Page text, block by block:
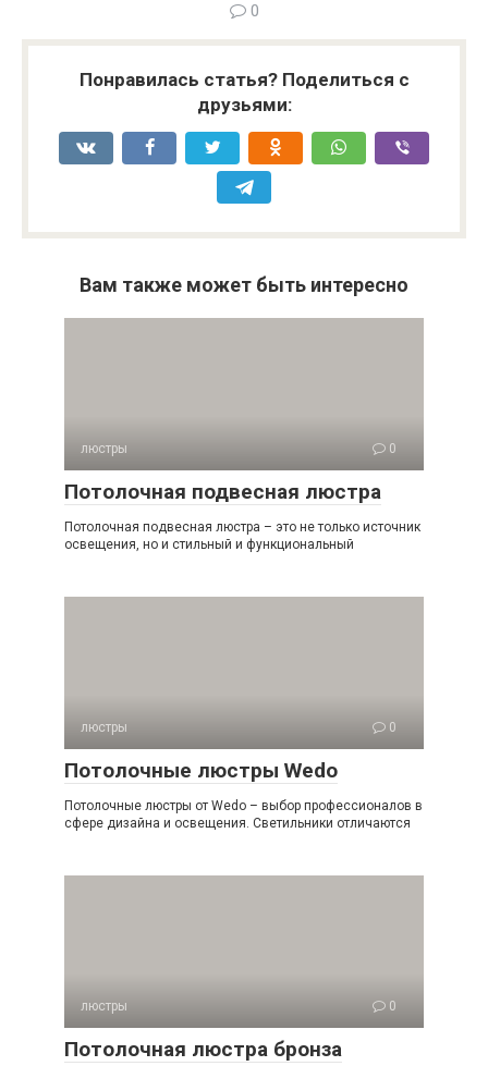
0
Понравилась статья? Поделиться с
друзьями:
Вам также может быть интересно
люстры 0
Потолочная подвесная люстра
Потолочная подвесная люстра – это не только источник
освещения, но и стильный и функциональный
люстры 0
Потолочные люстры Wedo
Потолочные люстры от Wedo – выбор профессионалов в
сфере дизайна и освещения. Светильники отличаются
люстры 0
Потолочная люстра бронза